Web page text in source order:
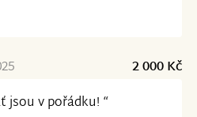
2 000 Kč
jsou v pořádku! “